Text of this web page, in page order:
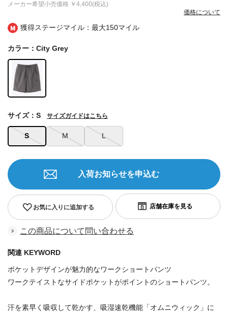
獲得ステージマイル：最大150マイル
メーカー希望小売価格 ￥4,400(税込)
価格について
カラー：City Grey
S M L
サイズ：S サイズガイドはこちら
お気に入りに追加する
入荷お知らせを申込む
この商品について問い合わせる
関連 KEYWORD
ポケットデザインが魅力的なワークショートパンツ
ワークテイストなサイドポケットがポイントのショートパンツ。
汗を素早く吸収して乾かす、吸湿速乾機能「オムニウィック」に